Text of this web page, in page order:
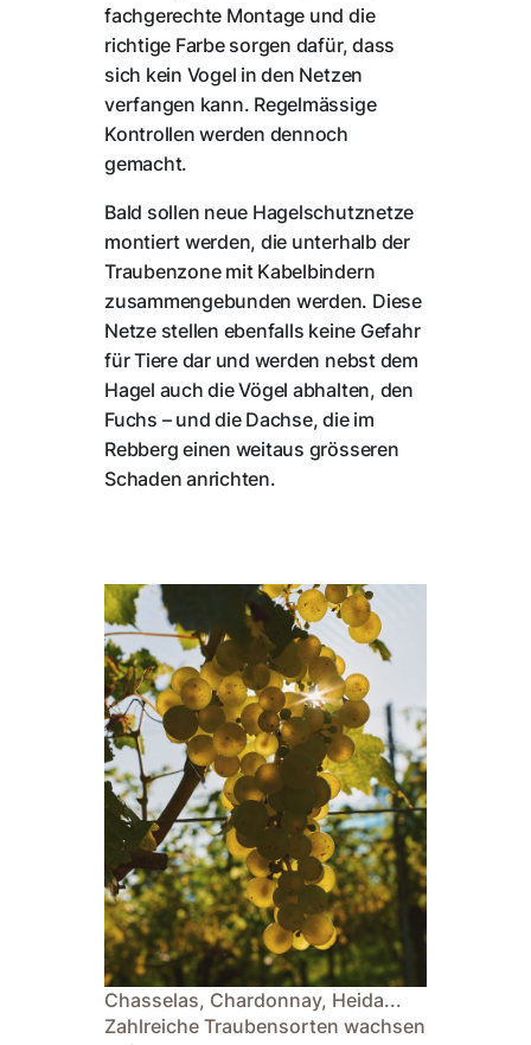
fachgerechte Montage und die
richtige Farbe sorgen dafür, dass
sich kein Vogel in den Netzen
verfangen kann. Regelmässige
Kontrollen werden dennoch
gemacht.
Bald sollen neue Hagelschutznetze
montiert werden, die unterhalb der
Traubenzone mit Kabelbindern
zusammengebunden werden. Diese
Netze stellen ebenfalls keine Gefahr
für Tiere dar und werden nebst dem
Hagel auch die Vögel abhalten, den
Fuchs – und die Dachse, die im
Rebberg einen weitaus grösseren
Schaden anrichten.
Chasselas, Chardonnay, Heida...
Zahlreiche Traubensorten wachsen